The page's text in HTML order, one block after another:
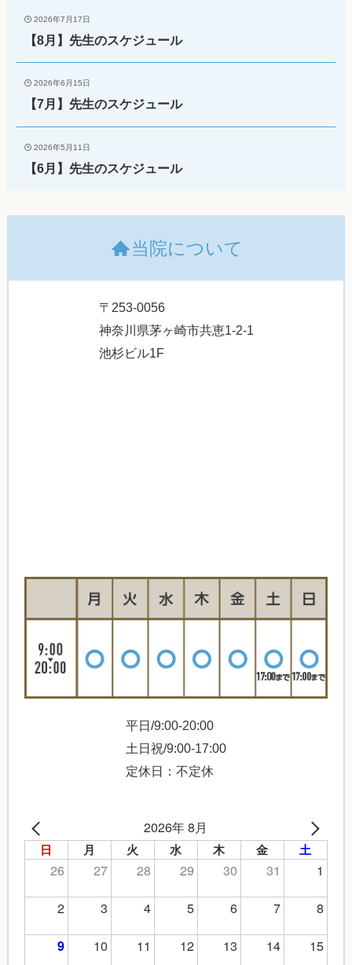
2026年7月17日
【8月】先生のスケジュール
2026年6月15日
【7月】先生のスケジュール
2026年5月11日
【6月】先生のスケジュール
当院について
〒253-0056
神奈川県茅ヶ崎市共恵1-2-1
池杉ビル1F
平日/9:00-20:00
土日祝/9:00-17:00
定休日：不定休
2026年 8月
日 月 火 水 木 金 土
26 27 28 29 30 31
1
2
3 4 5 6 7 8
9 10 11 12 13 14
15